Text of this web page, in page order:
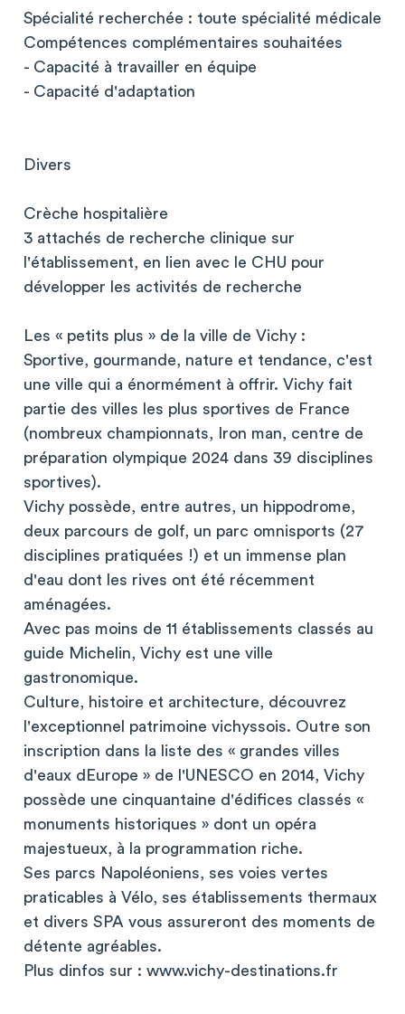
Spécialité recherchée : toute spécialité médicale
Compétences complémentaires souhaitées
- Capacité à travailler en équipe
- Capacité d'adaptation
Divers
Crèche hospitalière
3 attachés de recherche clinique sur
l'établissement, en lien avec le CHU pour
développer les activités de recherche
Les « petits plus » de la ville de Vichy :
Sportive, gourmande, nature et tendance, c'est
une ville qui a énormément à offrir. Vichy fait
partie des villes les plus sportives de France
(nombreux championnats, Iron man, centre de
préparation olympique 2024 dans 39 disciplines
sportives).
Vichy possède, entre autres, un hippodrome,
deux parcours de golf, un parc omnisports (27
disciplines pratiquées !) et un immense plan
d'eau dont les rives ont été récemment
aménagées.
Avec pas moins de 11 établissements classés au
guide Michelin, Vichy est une ville
gastronomique.
Culture, histoire et architecture, découvrez
l'exceptionnel patrimoine vichyssois. Outre son
inscription dans la liste des « grandes villes
d'eaux dEurope » de l'UNESCO en 2014, Vichy
possède une cinquantaine d'édifices classés «
monuments historiques » dont un opéra
majestueux, à la programmation riche.
Ses parcs Napoléoniens, ses voies vertes
praticables à Vélo, ses établissements thermaux
et divers SPA vous assureront des moments de
détente agréables.
Plus dinfos sur : www.vichy-destinations.fr